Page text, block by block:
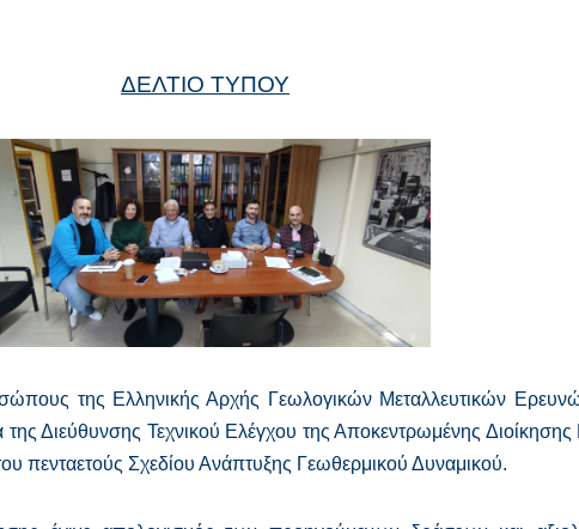
ΔΕΛΤΙΟ ΤΥΠΟΥ
της Ελληνικής Αρχής Γεωλογικών Μεταλλευτικών
Διεύθυνσης Τεχνικού Ελέγχου της Αποκεντρωμένης Διοίκησης
πενταετούς Σχεδίου Ανάπτυξης Γεωθερμικού Δυναμικού.